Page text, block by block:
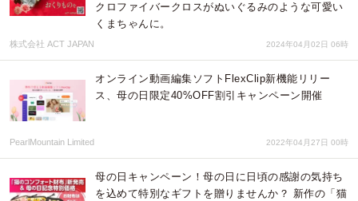
クロファイバークロスがぬいぐるみのような可愛い
くまちゃんに。
株式会社 ACT JAPAN 2024年04月02日 06時
オンライン動画編集ソフトFlexClip新機能リリー
ス、母の日限定40%OFF割引キャンペーン開催
PearlMountain Limited 2022年04月27日 00時
母の日キャンペーン！母の日に日頃の感謝の気持ち
を込めて特別なギフトを贈りませんか？ 新作の「猫